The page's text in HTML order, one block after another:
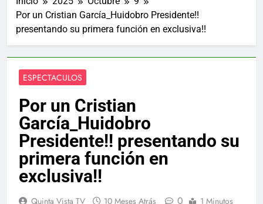
Por un Cristian García_Huidobro Presidente!!
presentando su primera función en exclusiva!!
ESPECTACULOS
Por un Cristian
García_Huidobro
Presidente!! presentando su
primera función en
exclusiva!!
Quinta Vista TV 10 Meses Atrás 0 1 Minutos